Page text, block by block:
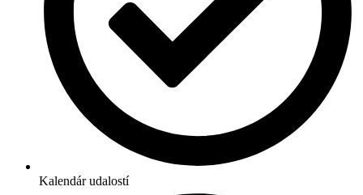
Kalendár udalostí